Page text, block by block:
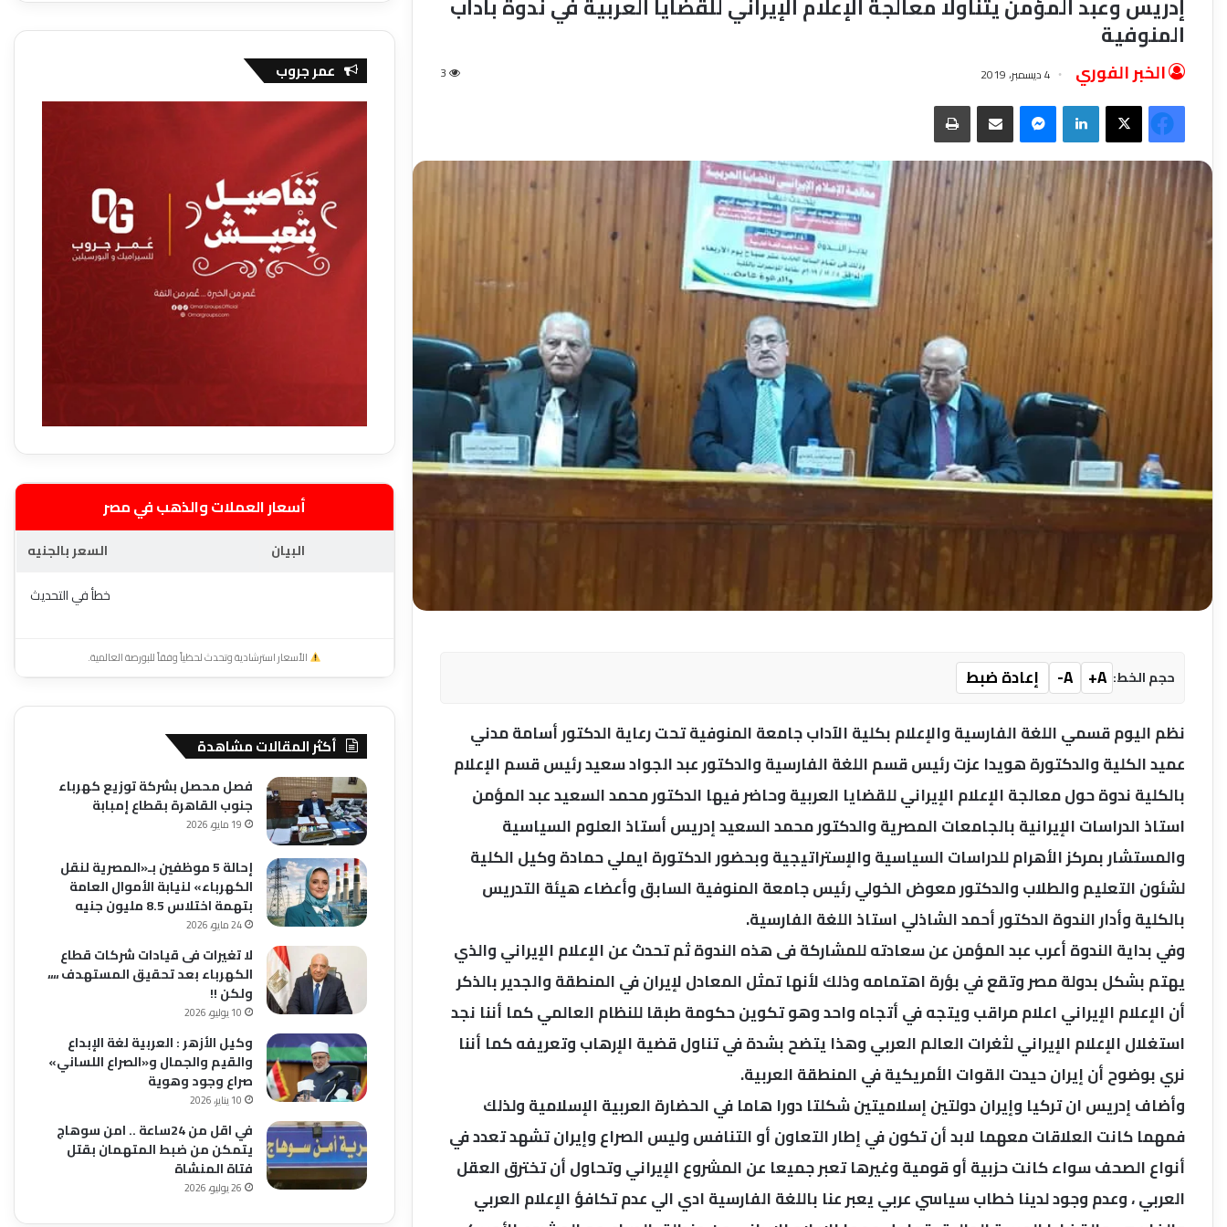
المنوفية
الخبر الفوري 4 ديسمبر، 2019 3
فيسبوك‫X لينكدإن ماسنجر مشاركة عبر البريد طباعة
حجم الخط: A+
A-
إعادة ضبط
نظم اليوم قسمي اللغة الفارسية والإعلام بكلية الآداب جامعة المنوفية تحت رعاية الدكتور أسامة مدني
عميد الكلية والدكتورة هويدا عزت رئيس قسم اللغة الفارسية والدكتور عبد الجواد سعيد رئيس قسم الإعلام
بالكلية ندوة حول معالجة الإعلام الإيراني للقضايا العربية وحاضر فيها الدكتور محمد السعيد عبد المؤمن
استاذ الدراسات الإيرانية بالجامعات المصرية والدكتور محمد السعيد إدريس أستاذ العلوم السياسية
والمستشار بمركز الأهرام للدراسات السياسية والإستراتيجية وبحضور الدكتورة ايملي حمادة وكيل الكلية
لشئون التعليم والطلاب والدكتور معوض الخولي رئيس جامعة المنوفية السابق وأعضاء هيئة التدريس
بالكلية وأدار الندوة الدكتور أحمد الشاذلي استاذ اللغة الفارسية.
وفي بداية الندوة أعرب عبد المؤمن عن سعادته للمشاركة فى هذه الندوة ثم تحدث عن الإعلام الإيراني والذي
يهتم بشكل بدولة مصر وتقع في بؤرة اهتمامه وذلك لأنها تمثل المعادل لإيران في المنطقة والجدير بالذكر
أن الإعلام الإيراني اعلام مراقب ويتجه في أتجاه واحد وهو تكوين حكومة طبقا للنظام العالمي كما أننا نجد
استغلال الإعلام الإيراني لثغرات العالم العربي وهذا يتضح بشدة في تناول قضية الإرهاب وتعريفه كما أننا
نري بوضوح أن إيران حيدت القوات الأمريكية في المنطقة العربية.
وأضاف إدريس ان تركيا وإيران دولتين إسلاميتين شكلتا دورا هاما في الحضارة العربية الإسلامية ولذلك
فمهما كانت العلاقات معهما لابد أن تكون في إطار التعاون أو التنافس وليس الصراع وإيران تشهد تعدد في
أنواع الصحف سواء كانت حزبية أو قومية وغيرها تعبر جميعا عن المشروع الإيراني وتحاول أن تخترق العقل
العربي ، وعدم وجود لدينا خطاب سياسي عربي يعبر عنا باللغة الفارسية ادي الي عدم تكافؤ الإعلام العربي
عمر جروب
أسعار العملات والذهب في مصر
البيان
السعر بالجنيه
خطأ في التحديث
الأسعار استرشادية وتحدث لحظياً وفقاً للبورصة العالمية.
أكثر المقالات مشاهدة
فصل محصل بشركة توزيع كهرباء
جنوب القاهرة بقطاع إمبابة
19 مايو، 2026
إحالة 5 موظفين بـ«المصرية لنقل
الكهرباء» لنيابة الأموال العامة
بتهمة اختلاس 8.5 مليون جنيه
24 مايو، 2026
لا تغيرات فى قيادات شركات قطاع
الكهرباء بعد تحقيق المستهدف ،،،،
ولكن !!
10 يوليو، 2026
وكيل الأزهر : العربية لغة الإبداع
والقيم والجمال و«الصراع اللساني»
صراع وجود وهوية
10 يناير، 2026
في اقل من 24ساعة .. امن سوهاج
يتمكن من ضبط المتهمان بقتل
فتاة المنشاة
26 يوليو، 2026